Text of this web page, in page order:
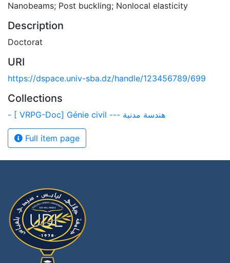
Nanobeams; Post buckling; Nonlocal elasticity
Description
Doctorat
URI
https://dspace.univ-sba.dz/handle/123456789/699
Collections
- [ VRPG-Doc] Génie civil --- هندسة مدنية
Full item page